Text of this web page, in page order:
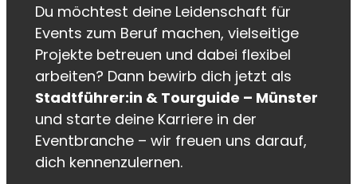
Du möchtest deine Leidenschaft für
Events zum Beruf machen, vielseitige
Projekte betreuen und dabei flexibel
arbeiten? Dann bewirb dich jetzt als
Stadtführer:in & Tourguide – Münster
und starte deine Karriere in der
Eventbranche – wir freuen uns darauf,
dich kennenzulernen.